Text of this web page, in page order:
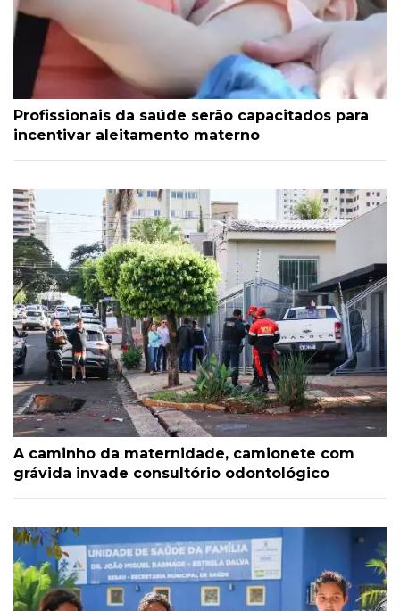
Profissionais da saúde serão capacitados para
incentivar aleitamento materno
A caminho da maternidade, camionete com
grávida invade consultório odontológico